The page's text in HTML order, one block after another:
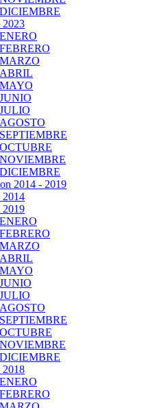
DICIEMBRE
2023
ENERO
FEBRERO
MARZO
ABRIL
MAYO
JUNIO
JULIO
AGOSTO
SEPTIEMBRE
OCTUBRE
NOVIEMBRE
DICIEMBRE
2014 - 2019
2014
2019
ENERO
FEBRERO
MARZO
ABRIL
MAYO
JUNIO
JULIO
AGOSTO
SEPTIEMBRE
OCTUBRE
NOVIEMBRE
DICIEMBRE
2018
ENERO
FEBRERO